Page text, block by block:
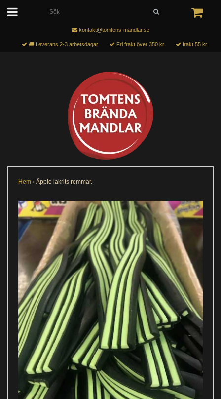
kontakt@tomtens-mandlar.se
🚚 Leverans 2-3 arbetsdagar. Fri frakt över 350 kr. frakt 55 kr.
Hem › Äpple lakrits remmar.